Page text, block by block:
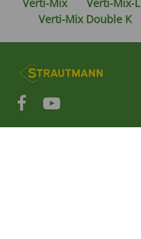
Verti-Mix Verti-Mix-L
Verti-Mix Double K